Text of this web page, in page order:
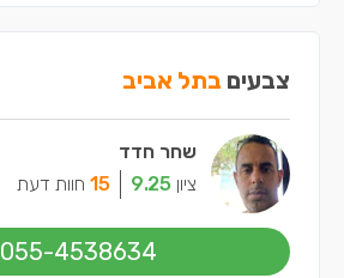
צבעים בתל אביב
שחר חדד
ציון 9.25
15 חוות דעת
055-4538634